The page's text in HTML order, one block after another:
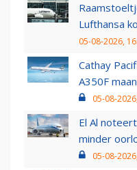
Lufthansa
05-08-2026,
Cathay
A350F
05-08-
El Al
minder
05-08-